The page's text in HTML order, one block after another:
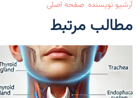
آرشیو نویسنده صفحه اصلی
مطالب مرتبط